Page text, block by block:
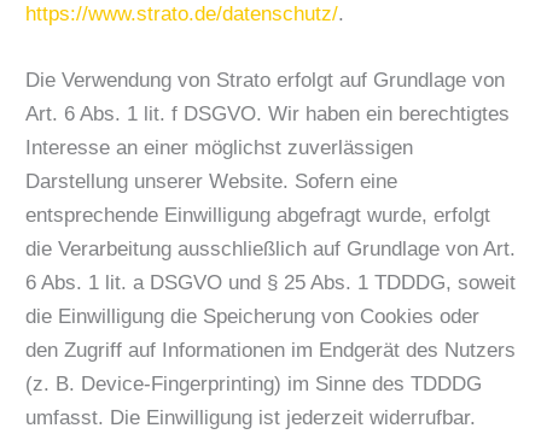
https://www.strato.de/datenschutz/.
Die Verwendung von Strato erfolgt auf Grundlage von
Art. 6 Abs. 1 lit. f DSGVO. Wir haben ein berechtigtes
Interesse an einer möglichst zuverlässigen
Darstellung unserer Website. Sofern eine
entsprechende Einwilligung abgefragt wurde, erfolgt
die Verarbeitung ausschließlich auf Grundlage von Art.
6 Abs. 1 lit. a DSGVO und § 25 Abs. 1 TDDDG, soweit
die Einwilligung die Speicherung von Cookies oder
den Zugriff auf Informationen im Endgerät des Nutzers
(z. B. Device-Fingerprinting) im Sinne des TDDDG
umfasst. Die Einwilligung ist jederzeit widerrufbar.